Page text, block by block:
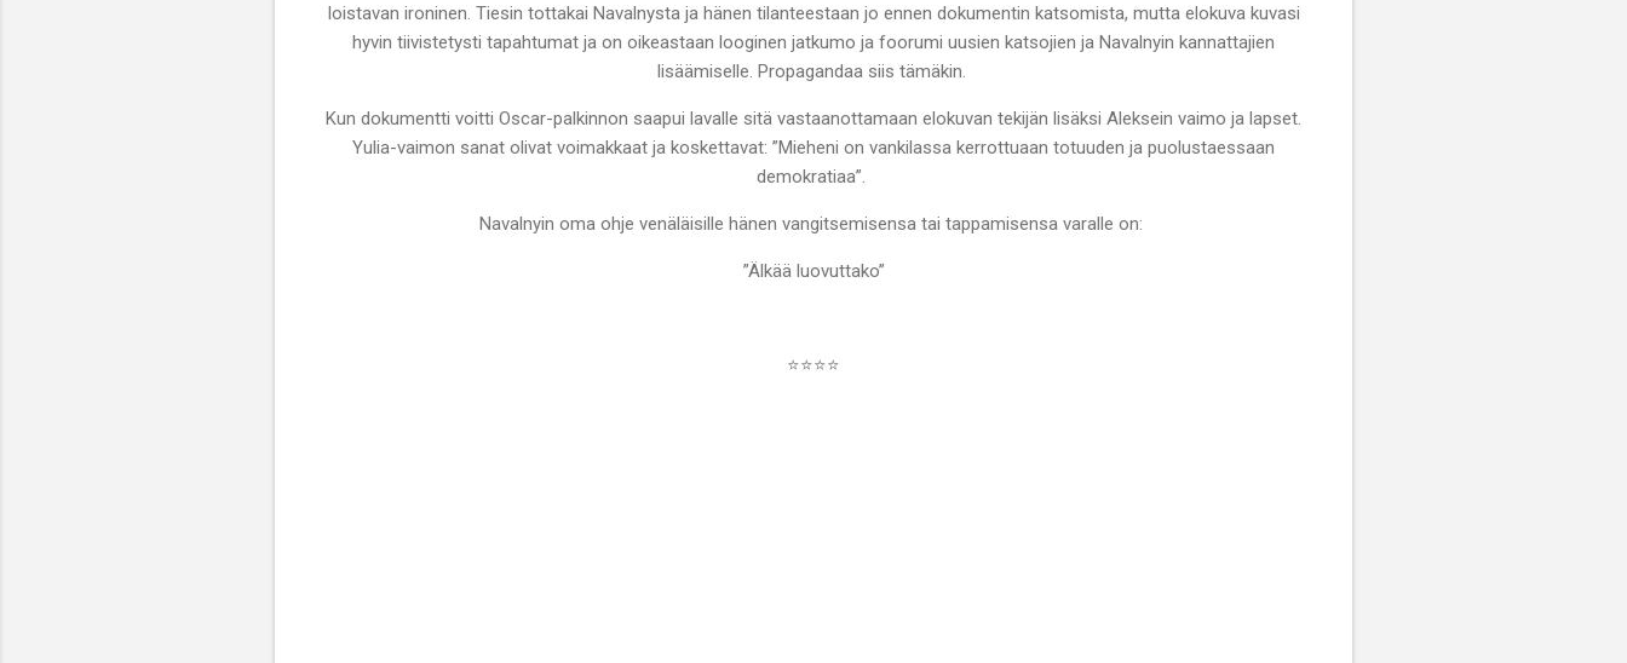
loistavan ironinen. Tiesin tottakai Navalnysta ja hänen tilanteestaan jo ennen dokumentin katsomista, mutta elokuva kuvasi
hyvin tiivistetysti tapahtumat ja on oikeastaan looginen jatkumo ja foorumi uusien katsojien ja Navalnyin kannattajien
lisäämiselle. Propagandaa siis tämäkin.
Kun dokumentti voitti Oscar-palkinnon saapui lavalle sitä vastaanottamaan elokuvan tekijän lisäksi Aleksein vaimo ja lapset.
Yulia-vaimon sanat olivat voimakkaat ja koskettavat: ”Mieheni on vankilassa kerrottuaan totuuden ja puolustaessaan
demokratiaa”.
Navalnyin oma ohje venäläisille hänen vangitsemisensa tai tappamisensa varalle on:
”Älkää luovuttako”
⭐⭐⭐⭐